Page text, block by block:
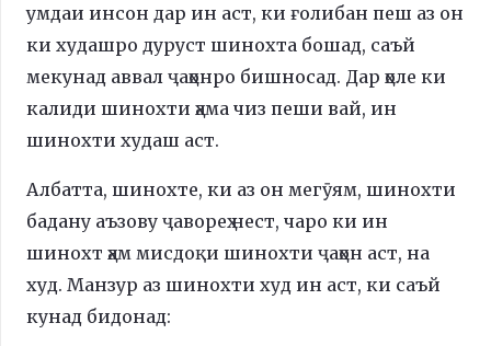
умдаи инсон дар ин аст, ки ғолибан пеш аз он
ки худашро дуруст шинохта бошад, саъй
мекунад аввал ҷаҳонро бишносад. Дар ҳоле ки
калиди шинохти ҳама чиз пеши вай, ин
шинохти худаш аст.
Албатта, шинохте, ки аз он мегӯям, шинохти
бадану аъзову ҷавореҳ нест, чаро ки ин
шинохт ҳам мисдоқи шинохти ҷаҳон аст, на
худ. Манзур аз шинохти худ ин аст, ки саъй
кунад бидонад: